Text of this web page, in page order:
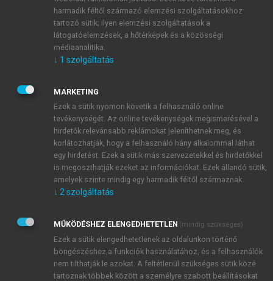
JELSZÓ
JELSZÓ ÚJRA
Kérek értesítést a MeRSZ újdonságairól, akcióiról.
Kérek értesítést az Akadémiai Kiadó Zrt. újdonságairól,
Adatkezelési tájékoztatóbanfoglaltakat tudomásul
veszem és elfogadom.
Általános vásárlási feltételeket, valamint a szotar.netés a
mersz.huoldalak licencszerződéseiben foglaltakat
tudomásul veszem és elfogadom.
harmadik féltől származó elemzési szolgáltatásokhoz
tartozó sütik; ilyen elemzési szolgáltatások a
látogatóelemzések, a hőtérképek és a közösségi
médiaanalitika.
↓ 1 szolgáltatás
MARKETING
Ezek a sütik nyomon követik a felhasználó online
tevékenységét. Az online tevékenységek megismerésével a
hirdetők relevánsabb reklámokat jeleníthetnek meg, és
korlátozhatják, hogy a felhasználó hány alkalommal láthat
egy hirdetést. Ezek a sütik más szervezetekkel és hirdetőkkel
is megoszthatják ezeket az információkat. Ezek állandó sütik,
amelyek szinte mindig egy harmadik féltől származnak.
↓ 2 szolgáltatás
MŰKÖDÉSHEZ ELENGEDHETETLEN (mindig szükséges)
Ezek a sütik elengedhetetlenek az oldalunkon történő
böngészéshez,a funkciók használatához, és a felhasználók
nem tilthatják le azokat. A feltétlenül szükséges sütik közé
tartoznak többek között a személyre szabott beállításokat